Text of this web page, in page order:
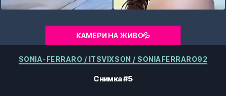
КАМЕРИ НА ЖИВО💦
Категории
SONIA-FERRARO / ITSVIXSON / SONIAFERRARO92
Снимка #5